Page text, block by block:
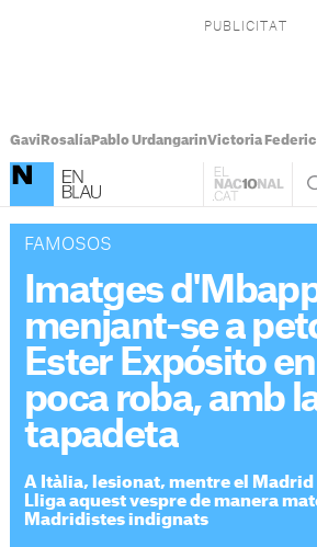
Gavi RosalíaPablo UrdangarinVictoria
FAMOSOS
Imatges
menjant-se a
Ester Expósito
poca roba, amb
tapadeta
A Itàlia, lesionat, mentre el
Lliga aquest vespre de manera
Madridistes indignats